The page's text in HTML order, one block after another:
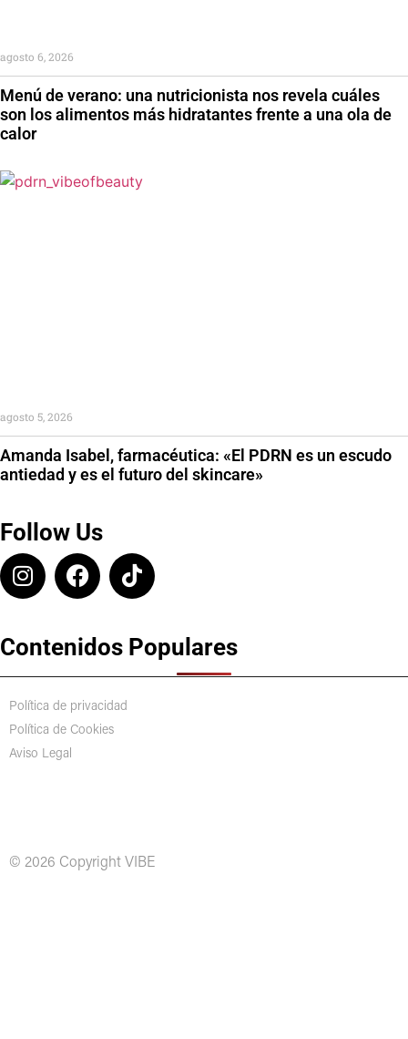
Menú de verano: una nutricionista nos revela cuáles
son los alimentos más hidratantes frente a una ola de
calor
agosto 6, 2026
Amanda Isabel, farmacéutica: «El PDRN es un escudo
antiedad y es el futuro del skincare»
agosto 5, 2026
Follow Us
Contenidos Populares
Política de privacidad
Política de Cookies
Aviso Legal
© 2026 Copyright VIBE